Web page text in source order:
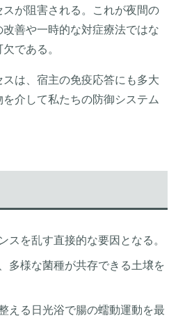
が阻害される。これが夜間の
善や一時的な対症療法ではな
である。
は、宿主の免疫応答にも多大
介して私たちの防御システム
を乱す直接的な要因となる。
多様な菌種が共存できる土壌を
える日光浴で腸の蠕動運動を最